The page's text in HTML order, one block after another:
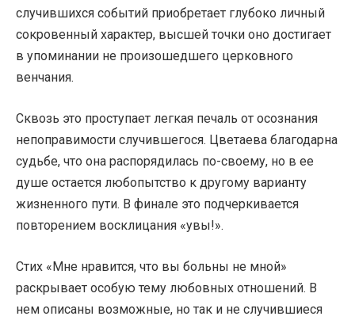
случившихся событий приобретает глубоко личный
сокровенный характер, высшей точки оно достигает
в упоминании не произошедшего церковного
венчания.
Сквозь это проступает легкая печаль от осознания
непоправимости случившегося. Цветаева благодарна
судьбе, что она распорядилась по-своему, но в ее
душе остается любопытство к другому варианту
жизненного пути. В финале это подчеркивается
повторением восклицания «увы!».
Стих «Мне нравится, что вы больны не мной»
раскрывает особую тему любовных отношений. В
нем описаны возможные, но так и не случившиеся